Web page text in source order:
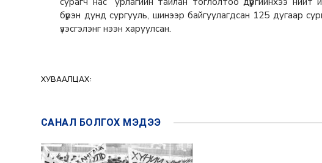
бүрэн дунд сургууль, шинээр байгуулагдсан 125 дугаар
үзэсгэлэнг нээн харуулсан.
ХУВААЛЦАХ:
САНАЛ БОЛГОХ МЭДЭЭ